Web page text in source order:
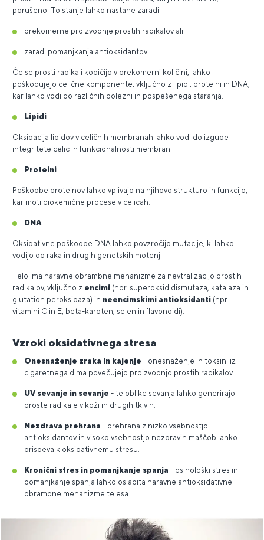
porušeno. To stanje lahko nastane zaradi:
prekomerne proizvodnje prostih radikalov ali
zaradi pomanjkanja antioksidantov.
Če se prosti radikali kopičijo v prekomerni količini, lahko
poškodujejo celične komponente, vključno z lipidi, proteini in DNA,
kar lahko vodi do različnih bolezni in pospešenega staranja.
Lipidi
Oksidacija lipidov v celičnih membranah lahko vodi do izgube
integritete celic in funkcionalnosti membran.
Proteini
Poškodbe proteinov lahko vplivajo na njihovo strukturo in funkcijo,
kar moti biokemične procese v celicah.
DNA
Oksidativne poškodbe DNA lahko povzročijo mutacije, ki lahko
vodijo do raka in drugih genetskih motenj.
Telo ima naravne obrambne mehanizme za nevtralizacijo prostih
radikalov, vključno z encimi (npr. superoksid dismutaza, katalaza in
glutation peroksidaza) in neencimskimi antioksidanti (npr.
vitamini C in E, beta-karoten, selen in flavonoidi).
Vzroki oksidativnega stresa
Onesnaženje zraka in kajenje - onesnaženje in toksini iz
cigaretnega dima povečujejo proizvodnjo prostih radikalov.
UV sevanje in sevanje - te oblike sevanja lahko generirajo
proste radikale v koži in drugih tkivih.
Nezdrava prehrana - prehrana z nizko vsebnostjo
antioksidantov in visoko vsebnostjo nezdravih maščob lahko
prispeva k oksidativnemu stresu.
Kronični stres in pomanjkanje spanja - psihološki stres in
pomanjkanje spanja lahko oslabita naravne antioksidativne
obrambne mehanizme telesa.